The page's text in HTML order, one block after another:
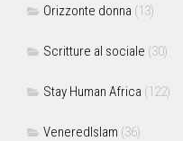
Orizzonte donna (13)
Scritture al sociale (30)
Stay Human Africa (122)
VeneredIslam (36)